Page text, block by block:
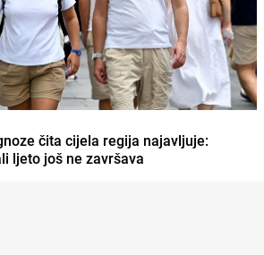
čita cijela regija najavljuje:
ljeto još ne završava